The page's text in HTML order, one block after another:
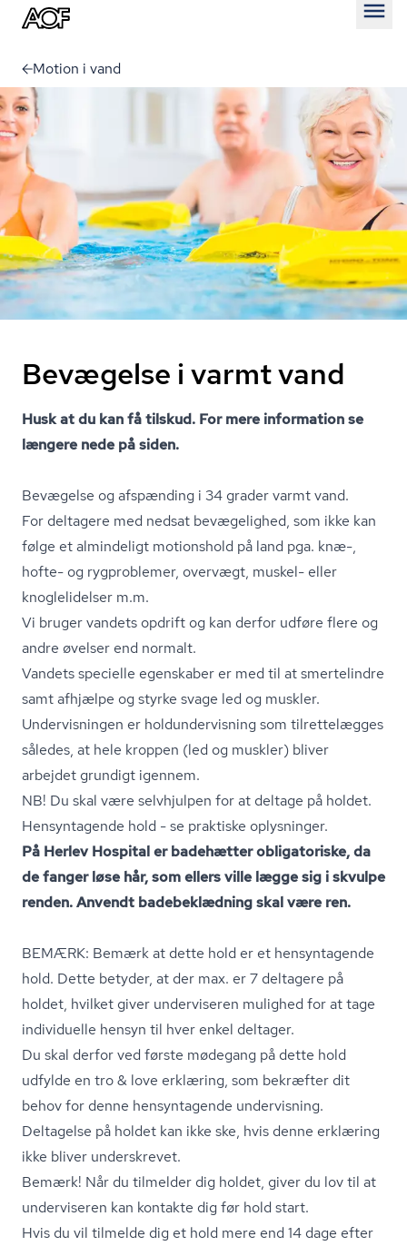
Motion i vand
Bevægelse i varmt vand
Husk at du kan få tilskud. For mere information se
længere nede på siden.
Bevægelse og afspænding i 34 grader varmt vand.
For deltagere med nedsat bevægelighed, som ikke kan
følge et almindeligt motionshold på land pga. knæ-,
hofte- og rygproblemer, overvægt, muskel- eller
knoglelidelser m.m.
Vi bruger vandets opdrift og kan derfor udføre flere og
andre øvelser end normalt.
Vandets specielle egenskaber er med til at smertelindre
samt afhjælpe og styrke svage led og muskler.
Undervisningen er hol­dun­der­vis­ning som tilrettelægges
således, at hele kroppen (led og muskler) bliver
arbejdet grundigt igennem.
NB! Du skal være selvhjulpen for at deltage på holdet.
Hensyntagende hold - se praktiske oplysninger.
På Herlev Hospital er badehætter obligatoriske, da
de fanger løse hår, som ellers ville lægge sig i skvulpe
renden. Anvendt badebeklædning skal være ren.
BEMÆRK: Bemærk at dette hold er et hensyntagende
hold. Dette betyder, at der max. er 7 deltagere på
holdet, hvilket giver underviseren mulighed for at tage
individuelle hensyn til hver enkel deltager.
Du skal derfor ved første mødegang på dette hold
udfylde en tro & love erklæring, som bekræfter dit
behov for denne hensyntagende undervisning.
Deltagelse på holdet kan ikke ske, hvis denne erklæring
ikke bliver underskrevet.
Bemærk! Når du tilmelder dig holdet, giver du lov til at
underviseren kan kontakte dig før hold start.
Hvis du vil tilmelde dig et hold mere end 14 dage efter